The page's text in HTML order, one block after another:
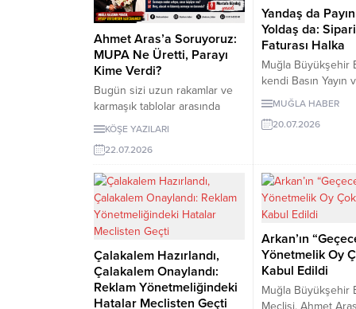
bir husustur. Bu planlama
fonksiyonunun belediye
başkanına bağlı tek bir
mercide odaklanması da
olumlu...
örgütü ve meclis
birlikte
söyledi.
Ahmet Aras’a Soruyoruz:
MUPA Ne Üretti, Parayı
Kime Verdi?
Bugün sizi uzun rakamlar ve
karmaşık tablolar arasında
boğmak istemiyorum. Ancak
Muğla halkının ortak
kaynaklarını doğrudan
ilgilendiren bir şirketten söz
etmemiz gerekiyor: Muğla
Planlama Ajansı, kısa adıyla
MUPA. Muğla Büyükşehir
Belediyesi MUPA’yı kurarken;
veri üretileceğini, araştırmalar
yapılacağını ve Muğla’nın
geleceğine yönelik kent
politikaları geliştirileceğini
KÖŞE YAZILARI
22.07.2026
Yandaş da
Yoldaş da:
Faturası Halka
Muğla Büyükşehir
kendi Basın Yayın
İlişkiler Dairesinin
hazırlama,
Aralık 2025 ile
arasındaki yedi
temin için halkın
ödendi.
MUĞLA HABER
20.07.2026
Çalakalem Hazırlandı,
Çalakalem Onaylandı:
Reklam Yönetmeliğindeki
Hatalar Meclisten Geçti
Arkan’ın
Yönetmelik Oy
Kabul Edildi
Muğla Büyükşehir
Meclisi, Ahmet